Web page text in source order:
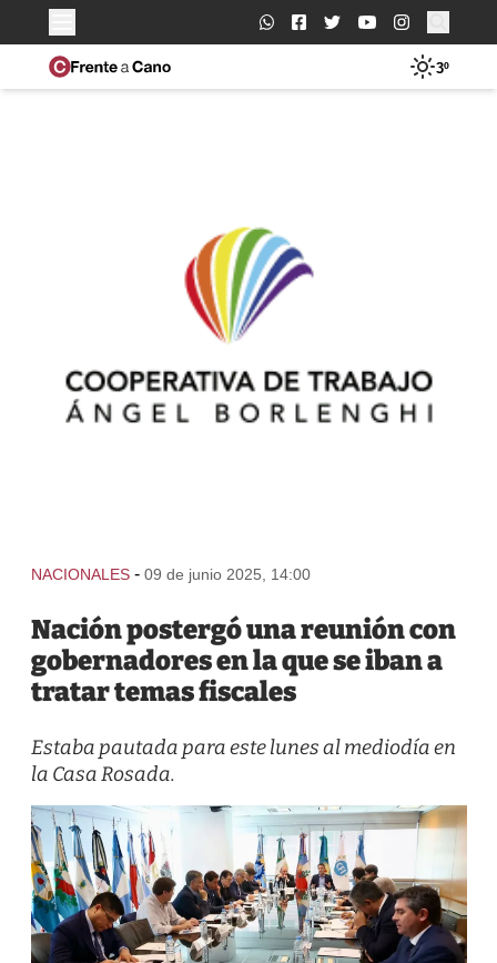
Buscar:
3º
NACIONALES - 09 de junio 2025, 14:00
Nación postergó una reunión con
gobernadores en la que se iban a
tratar temas fiscales
Estaba pautada para este lunes al mediodía en
la Casa Rosada.